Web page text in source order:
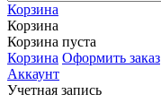
Корзина
Корзина
Корзина пуста
Корзина Оформить заказ
Аккаунт
Учетная запись